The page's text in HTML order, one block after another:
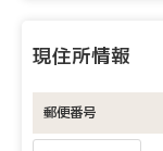
現住所情報
郵便番号